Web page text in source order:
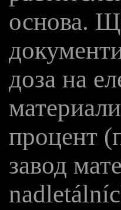
основа.
доза на
процент
завод